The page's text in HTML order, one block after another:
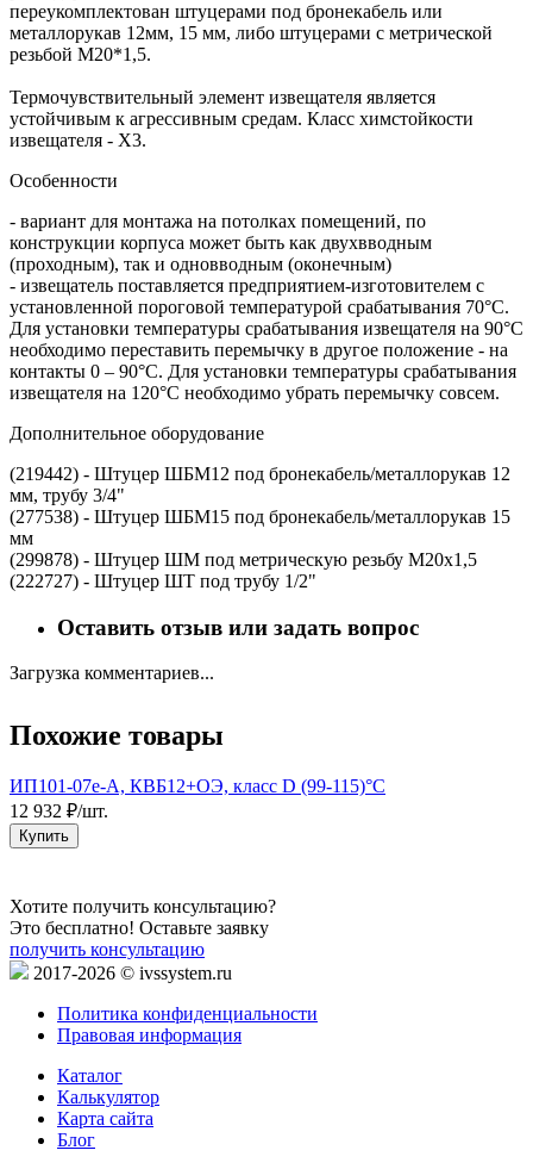
переукомплектован штуцерами под бронекабель или
металлорукав 12мм, 15 мм, либо штуцерами с метрической
резьбой М20*1,5.
Термочувствительный элемент извещателя является
устойчивым к агрессивным средам. Класс химстойкости
извещателя - Х3.
Особенности
- вариант для монтажа на потолках помещений, по
конструкции корпуса может быть как двухвводным
(проходным), так и одновводным (оконечным)
- извещатель поставляется предприятием-изготовителем с
установленной пороговой температурой срабатывания 70°С.
Для установки температуры срабатывания извещателя на 90°С
необходимо переставить перемычку в другое положение - на
контакты 0 – 90°С. Для установки температуры срабатывания
извещателя на 120°С необходимо убрать перемычку совсем.
Дополнительное оборудование
(219442) - Штуцер ШБМ12 под бронекабель/металлорукав 12
мм, трубу 3/4"
(277538) - Штуцер ШБМ15 под бронекабель/металлорукав 15
мм
(299878) - Штуцер ШМ под метрическую резьбу М20х1,5
(222727) - Штуцер ШТ под трубу 1/2"
Оставить отзыв или задать вопрос
Загрузка комментариев...
Похожие товары
ИП101-07е-А, КВБ12+ОЭ, класс D (99-115)°C
12 932 ₽/шт.
Купить
Хотите получить консультацию?
Это бесплатно! Оставьте заявку
получить консультацию
2017-2026 © ivssystem.ru
Политика конфиденциальности
Правовая информация
Каталог
Калькулятор
Карта сайта
Блог